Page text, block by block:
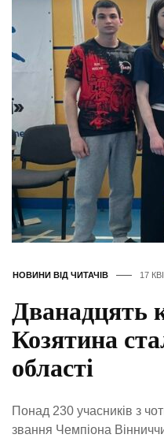
НОВИНИ ВІД ЧИТАЧІВ 17
Дванадцять
Козятина
області
Понад 230 учасників з
звання Чемпіона